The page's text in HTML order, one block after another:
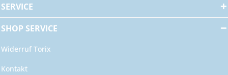
SERVICE
SHOP SERVICE
Widerruf Torix
Kontakt